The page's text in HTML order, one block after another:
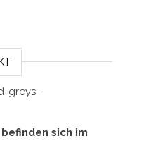
greys-
sich im